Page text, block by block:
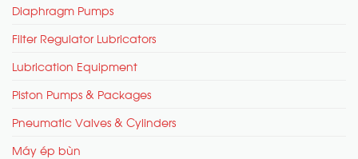
Diaphragm Pumps
Filter Regulator Lubricators
Lubrication Equipment
Piston Pumps & Packages
Pneumatic Valves & Cylinders
Máy ép bùn